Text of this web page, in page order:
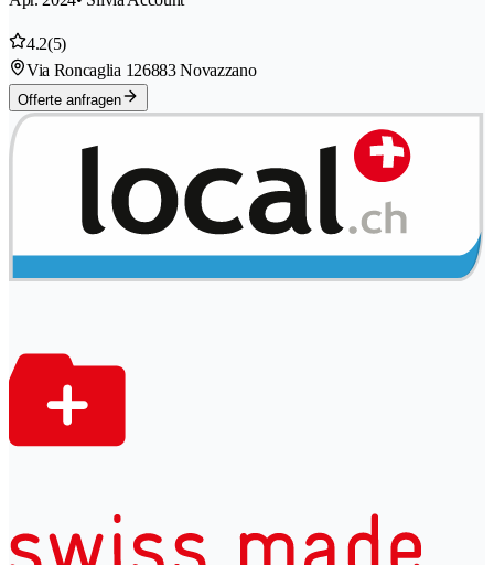
4.2(5)
Via Roncaglia 126883 Novazzano
Offerte anfragen